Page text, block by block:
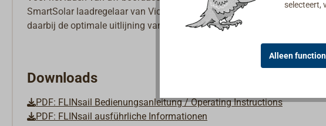
SmartSolar laadregelaar van Victron Energie aan, waarmee u de
daarbij de optimale uitlijning van uw FLINsail te vinden.
Downloads
PDF: FLINsail Bedienungsanleitung / Operating Instructions
PDF: FLINsail ausführliche Informationen
selecteert,
Alleen